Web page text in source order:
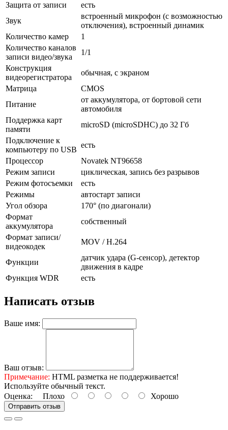
Защита от записи
есть
Звук
встроенный микрофон (с возможностью
отключения), встроенный динамик
Количество камер
1
Количество каналов
записи видео/звука
1/1
Конструкция
видеорегистратора
обычная, с экраном
Матрица
CMOS
Питание
от аккумулятора, от бортовой сети
автомобиля
Поддержка карт
памяти
microSD (microSDHC) до 32 Гб
Подключение к
компьютеру по USB
есть
Процессор
Novatek NT96658
Режим записи
циклическая, запись без разрывов
Режим фотосъемки
есть
Режимы
автостарт записи
Угол обзора
170° (по диагонали)
Формат
аккумулятора
собственный
Формат записи/
видеокодек
MOV / H.264
Функции
датчик удара (G-сенсор), детектор
движения в кадре
Функция WDR
есть
Написать отзыв
Ваше имя:
Ваш отзыв:
Примечание: HTML разметка не поддерживается!
Используйте обычный текст.
Оценка: Плохо Хорошо
Отправить отзыв